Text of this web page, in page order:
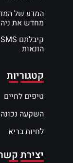
מחדש את
הונאות
קטגוריות
טיפים לחיים
השקעה נכונה
לחיות בריא
יצירת